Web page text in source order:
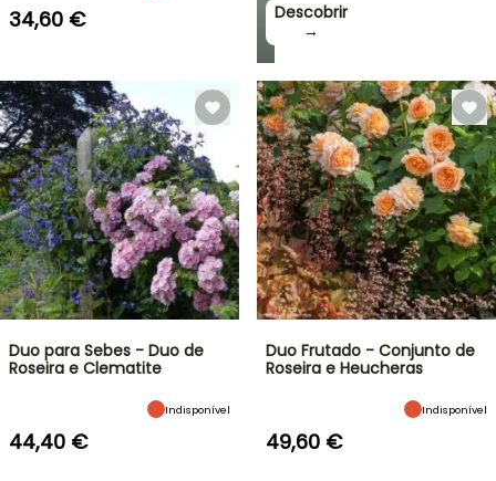
Descobrir
→
34,60 €
Duo para Sebes - Duo de
Roseira e Clematite
Indisponível
44,40 €
Duo Frutado - Conjunto de
Roseira e Heucheras
Indisponível
49,60 €